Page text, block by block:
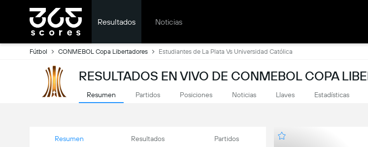
Resultados Noticias
Fútbol CONMEBOL Copa Libertadores Estudiantes de La Plata Vs Universidad Católica
RESULTADOS EN VIVO DE CONMEBOL COPA
Resumen Partidos Posiciones Noticias Llaves Estadísticas
Resumen Resultados Partidos